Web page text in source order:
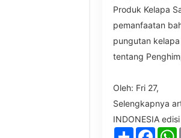
Produk Kelapa
pemanfaatan
pungutan
tentang
Oleh: Fri 27,
Selengkapnya
INDONESIA
Share